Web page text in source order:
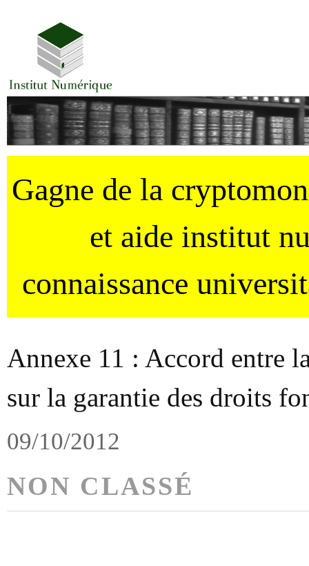
Gagne de la
et aide institut
connaissance
Annexe 11 : Accord entre
sur la garantie des droits
09/10/2012
NON CLASSÉ